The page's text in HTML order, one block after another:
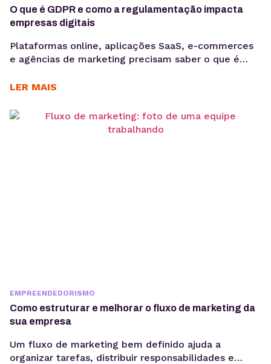
O que é GDPR e como a regulamentação impacta
empresas digitais
Plataformas online, aplicações SaaS, e-commerces
e agências de marketing precisam saber o que é
sensíveis, o que aumenta a exposição a riscos
uma questão jurídica, mas uma camada crítica de
arquitetura, governança e gestão de risco. Em
LER MAIS
EMPREENDEDORISMO
Como estruturar e melhorar o fluxo de marketing da
sua empresa
Um fluxo de marketing bem definido ajuda a
organizar tarefas, distribuir responsabilidades e